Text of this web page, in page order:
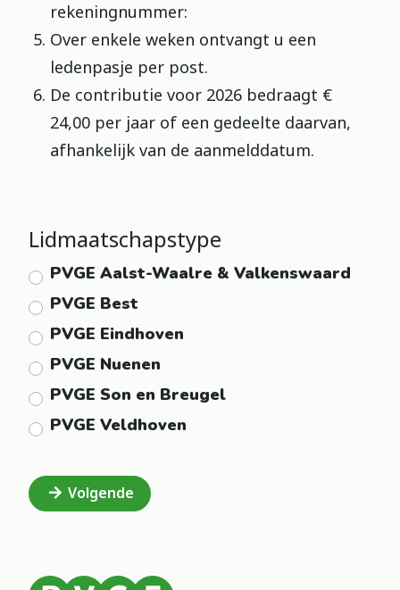
rekeningnummer:
Over enkele weken ontvangt u een
ledenpasje per post.
De contributie voor 2026 bedraagt €
24,00 per jaar of een gedeelte daarvan,
afhankelijk van de aanmelddatum.
Lidmaatschapstype
PVGE Aalst-Waalre & Valkenswaard
PVGE Best
PVGE Eindhoven
PVGE Nuenen
PVGE Son en Breugel
PVGE Veldhoven
Volgende